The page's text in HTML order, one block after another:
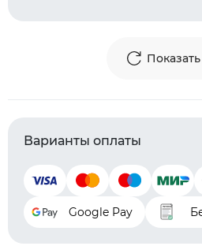
Варианты оплаты
Google Pay